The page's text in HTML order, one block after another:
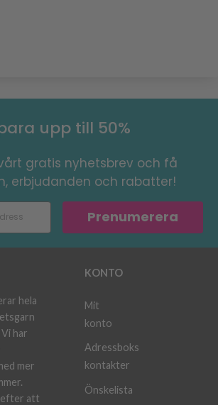
upp till 50%
gratis nyhetsbrev och få
erbjudanden och rabatter!
Prenumerera
hela
har
mer
efter att
KONTO
Mit
konto
Adressboks
kontakter
Önskelista